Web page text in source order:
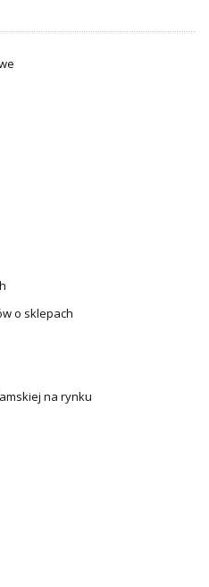
o sklepach
na rynku